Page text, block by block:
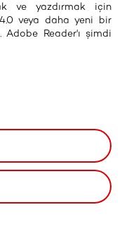
ve yazdırmak için
veya daha yeni bir
Adobe Reader'ı şimdi